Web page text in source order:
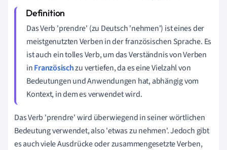
Das Verb 'prendre' (zu Deutsch 'nehmen') ist eines der
meistgenutzten Verben in der französischen Sprache. Es
ist auch ein tolles Verb, um das Verständnis von Verben
inFranzösischzu vertiefen, da es eine Vielzahl von
Bedeutungen und Anwendungen hat, abhängig vom
Kontext, in dem es verwendet wird.
Das Verb 'prendre' wird überwiegend in seiner wörtlichen
Bedeutung verwendet, also 'etwas zu nehmen'. Jedoch gibt
es auch viele Ausdrücke oder zusammengesetzte Verben,